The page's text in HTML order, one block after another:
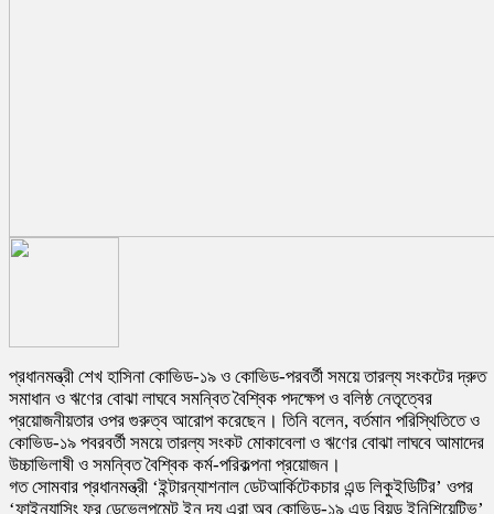
প্রধানমন্ত্রী শেখ হাসিনা কোভিড-১৯ ও কোভিড-পরবর্তী সময়ে তারল্য সংকটের দ্রুত
সমাধান ও ঋণের বোঝা লাঘবে সমন্বিত বৈশ্বিক পদক্ষেপ ও বলিষ্ঠ নেতৃত্বের
প্রয়োজনীয়তার ওপর গুরুত্ব আরোপ করেছেন। তিনি বলেন, বর্তমান পরিস্থিতিতে ও
কোভিড-১৯ পবরবর্তী সময়ে তারল্য সংকট মোকাবেলা ও ঋণের বোঝা লাঘবে আমাদের
উচ্চাভিলাষী ও সমন্বিত বৈশ্বিক কর্ম-পরিকল্পনা প্রয়োজন।
গত সোমবার প্রধানমন্ত্রী ‘ইন্টারন্যাশনাল ডেটআর্কিটেকচার এন্ড লিকুইডিটির’ ওপর
‘ফাইন্যান্সিং ফর ডেভেলপমেন্ট ইন দ্য এরা অব কোভিড-১৯ এন্ড বিয়ন্ড ইনিশিয়েটিভ’